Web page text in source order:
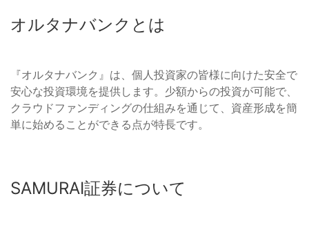
オルタナバンクとは
『オルタナバンク』は、個人投資家の皆様に向けた安全で
安心な投資環境を提供します。少額からの投資が可能で、
クラウドファンディングの仕組みを通じて、資産形成を簡
単に始めることができる点が特長です。
SAMURAI証券について